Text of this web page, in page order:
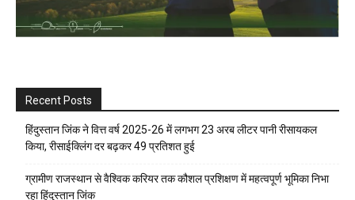
Recent Posts
हिंदुस्तान जिंक ने वित्त वर्ष 2025-26 में लगभग 23 अरब लीटर पानी रीसायकल
किया, रीसाईक्लिंग दर बढ़कर 49 प्रतिशत हुई
ग्रामीण राजस्थान से वैश्विक करियर तक कौशल प्रशिक्षण में महत्वपूर्ण भूमिका निभा
रहा हिंदुस्तान जिंक